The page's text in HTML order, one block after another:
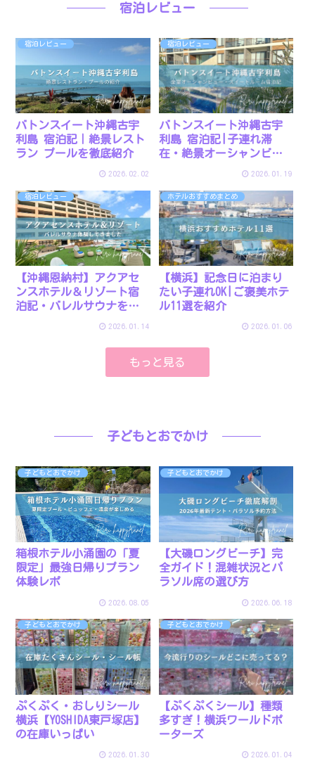
宿泊レビュー
宿泊レビュー
バトンスイート沖縄古宇
利島 宿泊記｜絶景レスト
ラン プールを徹底紹介
2026.02.02
宿泊レビュー
バトンスイート沖縄古宇
利島 宿泊記|子連れ滞
在・絶景オーシャンビュ
2026.01.19
宿泊レビュー
【沖縄恩納村】アクアセ
ンスホテル＆リゾート宿
泊記・バレルサウナを体
2026.01.14
ホテルおすすめまとめ
【横浜】記念日に泊まり
たい子連れOK|ご褒美ホテ
ル11選を紹介
2026.01.06
もっと見る
子どもとおでかけ
子どもとおでかけ
箱根ホテル小涌園の「夏
限定」最強日帰りプラン
体験レポ
2026.08.05
子どもとおでかけ
【大磯ロングビーチ】完
全ガイド！混雑状況とパ
ラソル席の選び方
2026.06.18
子どもとおでかけ
ぷくぷく・おしりシール
横浜【YOSHIDA東戸塚店】
の在庫いっぱい
2026.01.30
子どもとおでかけ
【ぷくぷくシール】種類
多すぎ！横浜ワールドポ
ーターズ
2026.01.04